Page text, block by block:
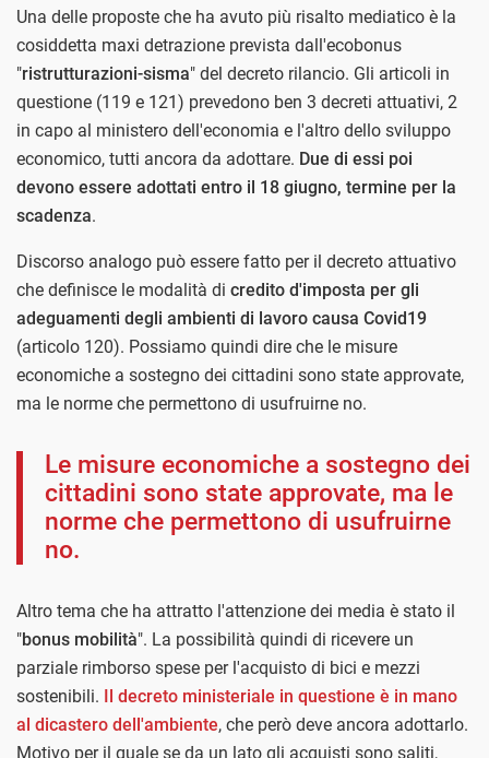
Una delle proposte che ha avuto più risalto mediatico è la
cosiddetta maxi detrazione prevista dall'ecobonus
"ristrutturazioni-sisma" del decreto rilancio. Gli articoli in
questione (119 e 121) prevedono ben 3 decreti attuativi, 2
in capo al ministero dell'economia e l'altro dello sviluppo
economico, tutti ancora da adottare. Due di essi poi
devono essere adottati entro il 18 giugno, termine per la
scadenza.
Discorso analogo può essere fatto per il decreto attuativo
che definisce le modalità di credito d'imposta per gli
adeguamenti degli ambienti di lavoro causa Covid19
(articolo 120). Possiamo quindi dire che le misure
economiche a sostegno dei cittadini sono state approvate,
ma le norme che permettono di usufruirne no.
Le misure economiche a sostegno dei
cittadini sono state approvate, ma le
norme che permettono di usufruirne
no.
Altro tema che ha attratto l'attenzione dei media è stato il
"bonus mobilità". La possibilità quindi di ricevere un
parziale rimborso spese per l'acquisto di bici e mezzi
sostenibili. Il decreto ministeriale in questione è in mano
al dicastero dell'ambiente, che però deve ancora adottarlo.
Motivo per il quale se da un lato gli acquisti sono saliti,